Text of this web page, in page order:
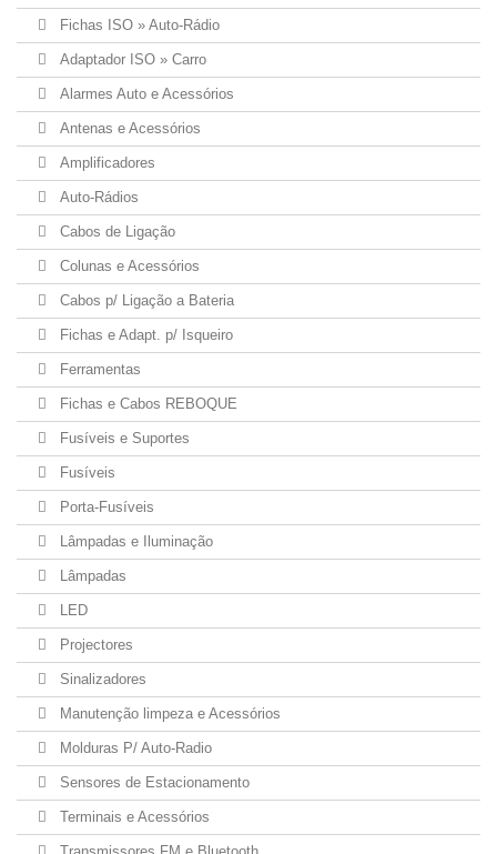
Fichas ISO » Auto-Rádio
Adaptador ISO » Carro
Alarmes Auto e Acessórios
Antenas e Acessórios
Amplificadores
Auto-Rádios
Cabos de Ligação
Colunas e Acessórios
Cabos p/ Ligação a Bateria
Fichas e Adapt. p/ Isqueiro
Ferramentas
Fichas e Cabos REBOQUE
Fusíveis e Suportes
Fusíveis
Porta-Fusíveis
Lâmpadas e Iluminação
Lâmpadas
LED
Projectores
Sinalizadores
Manutenção limpeza e Acessórios
Molduras P/ Auto-Radio
Sensores de Estacionamento
Terminais e Acessórios